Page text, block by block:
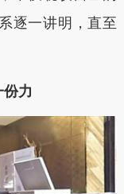
逐一讲明，直至
力